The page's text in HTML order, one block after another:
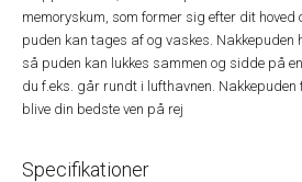
memoryskum, som former sig efter dit hoved
puden kan tages af og vaskes. Nakkepuden
så puden kan lukkes sammen og sidde på
du f.eks. går rundt i lufthavnen. Nakkepuden
blive din bedste ven på rej
Specifikationer